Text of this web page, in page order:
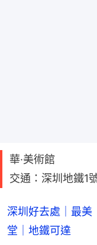
華·美術館
交通：深圳地鐵1
深圳好去處｜最
堂｜地鐵可達